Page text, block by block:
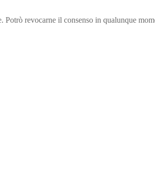
revocarne il consenso in qualunque